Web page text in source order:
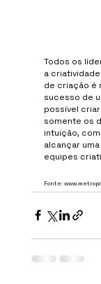
Todos os
a
de criação é
sucesso de
possível
somente os
intuição,
alcançar
equipes
Fonte: